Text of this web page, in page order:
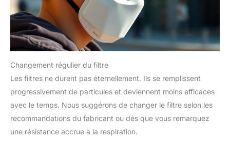
Changement régulier du filtre
Les filtres ne durent pas éternellement. Ils se remplissent
progressivement de particules et deviennent moins efficaces
avec le temps. Nous suggérons de changer le filtre selon les
recommandations du fabricant ou dès que vous remarquez
une résistance accrue à la respiration.